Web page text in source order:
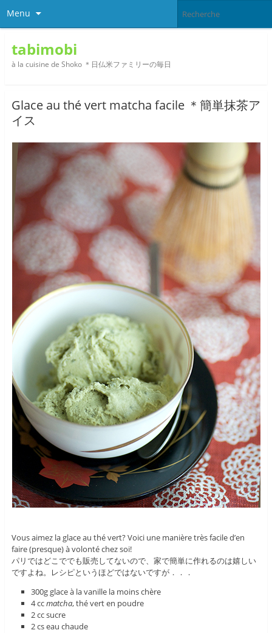
Menu
tabimobi
à la cuisine de Shoko ＊日仏米ファミリーの毎日
Glace au thé vert matcha facile ＊簡単抹茶ア
イス
Vous aimez la glace au thé vert? Voici une manière très facile d’en
faire (presque) à volonté chez soi!
パリではどこででも販売してないので、家で簡単に作れるのは嬉しい
ですよね。レシピというほどではないですが．．．
300g glace à la vanille la moins chère
4 ccmatcha, thé vert en poudre
2 cc sucre
2 cs eau chaude